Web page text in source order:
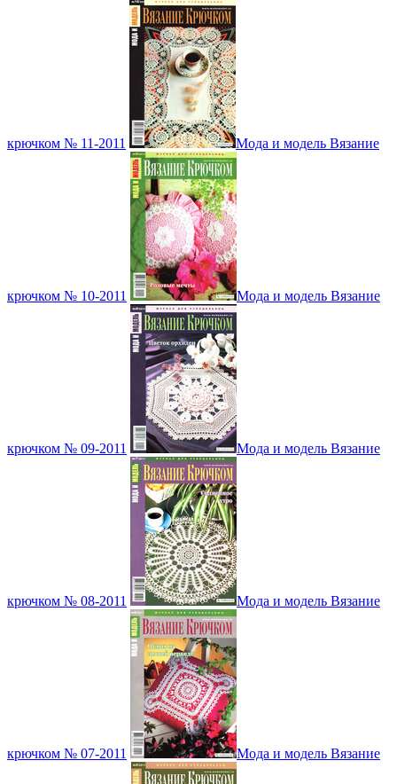
крючком № 11-2011 Мода и модель Вязание
крючком № 10-2011 Мода и модель Вязание
крючком № 09-2011 Мода и модель Вязание
крючком № 08-2011 Мода и модель Вязание
крючком № 07-2011 Мода и модель Вязание